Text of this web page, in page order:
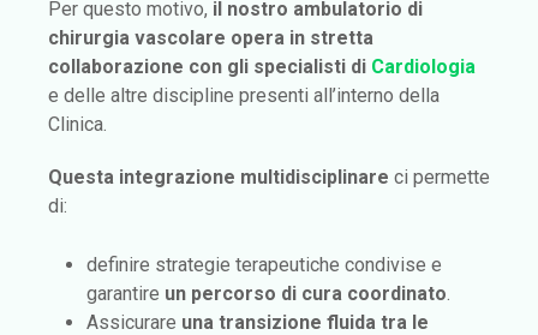
Per questo motivo, il nostro ambulatorio di
chirurgia vascolare opera in stretta
collaborazione con gli specialisti di Cardiologia
e delle altre discipline presenti all’interno della
Clinica.
Questa integrazione multidisciplinare ci permette
di:
definire strategie terapeutiche condivise e
garantire un percorso di cura coordinato.
Assicurare una transizione fluida tra le